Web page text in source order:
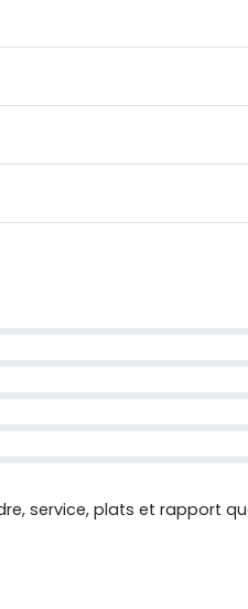
service, plats et rapport